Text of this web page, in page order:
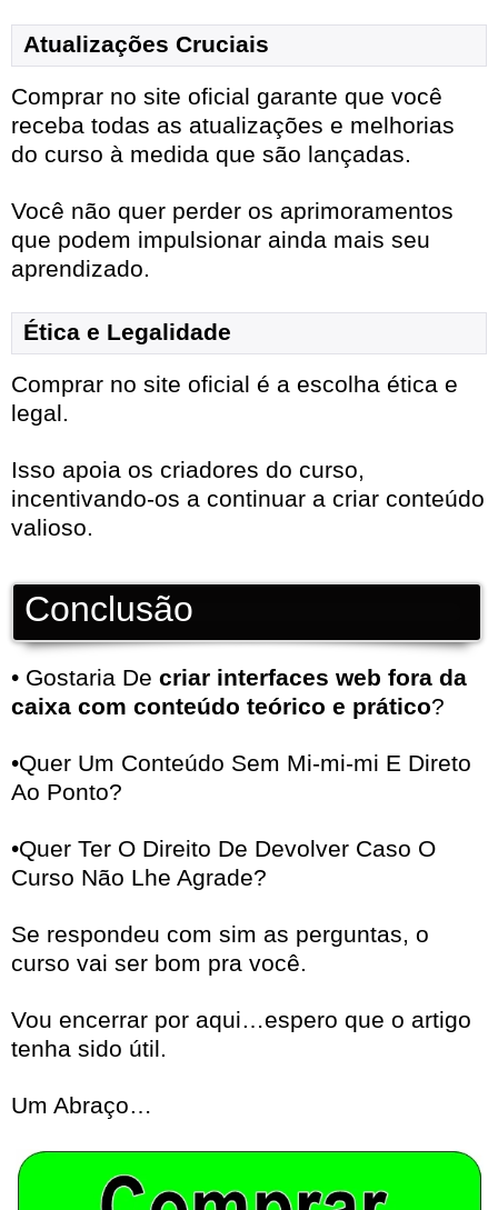
Atualizações Cruciais
Comprar no site oficial garante que você
receba todas as atualizações e melhorias
do curso à medida que são lançadas.
Você não quer perder os aprimoramentos
que podem impulsionar ainda mais seu
aprendizado.
Ética e Legalidade
Comprar no site oficial é a escolha ética e
legal.
Isso apoia os criadores do curso,
incentivando-os a continuar a criar conteúdo
valioso.
Conclusão
• Gostaria De criar interfaces web fora da
caixa com conteúdo teórico e prático?
•Quer Um Conteúdo Sem Mi-mi-mi E Direto
Ao Ponto?
•Quer Ter O Direito De Devolver Caso O
Curso Não Lhe Agrade?
Se respondeu com sim as perguntas, o
curso vai ser bom pra você.
Vou encerrar por aqui…espero que o artigo
tenha sido útil.
Um Abraço…